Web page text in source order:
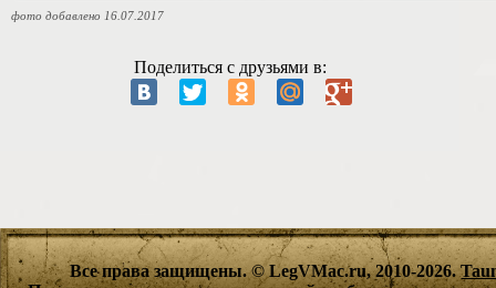
фото добавлено 16.07.2017
Поделиться с друзьями в:
Все права защищены. © LegVMac.ru, 2010-2026.